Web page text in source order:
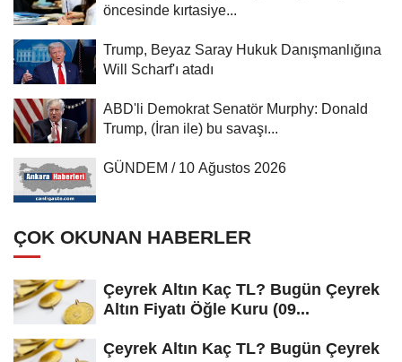
öncesinde kırtasiye...
Trump, Beyaz Saray Hukuk Danışmanlığına
Will Scharf'ı atadı
ABD'li Demokrat Senatör Murphy: Donald
Trump, (İran ile) bu savaşı...
GÜNDEM / 10 Ağustos 2026
ÇOK OKUNAN HABERLER
Çeyrek Altın Kaç TL? Bugün Çeyrek
Altın Fiyatı Öğle Kuru (09...
Çeyrek Altın Kaç TL? Bugün Çeyrek